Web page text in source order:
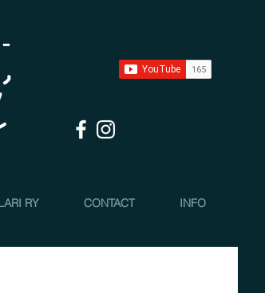
RY CONTACT INFO